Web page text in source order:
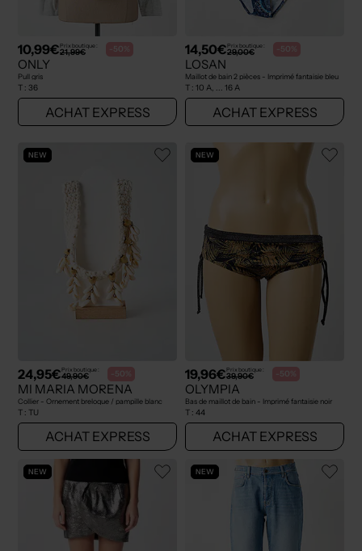
10,99€Prix boutique :
21,99€ -50%
ONLY
Pull gris
T : 36
ACHAT EXPRESS
14,50€Prix boutique :
29,00€ -50%
LOSAN
Maillot de bain 2 pièces - Imprimé fantaisie bleu
T : 10 A, ... 16 A
ACHAT EXPRESS
NEW
24,95€Prix boutique :
49,90€ -50%
MI MARIA MORENA
Collier - Ornement breloque / pampille blanc
T : TU
ACHAT EXPRESS
NEW
19,96€Prix boutique :
39,90€ -50%
OLYMPIA
Bas de maillot de bain - Imprimé fantaisie noir
T : 44
ACHAT EXPRESS
NEW NEW